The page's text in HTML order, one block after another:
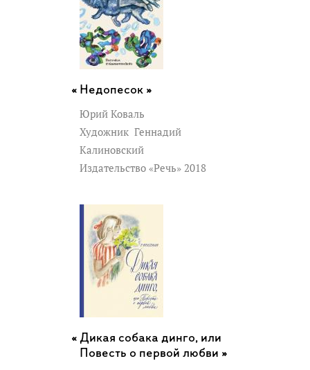
Недопесок »
Юрий Коваль
Художник Геннадий
Калиновский
Издательство «Речь» 2018
Дикая собака динго, или
Повесть о первой любви »